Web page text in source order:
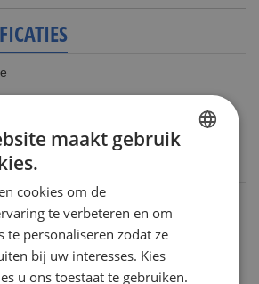
door
Patrick Andrei
voor de goede klantenservice en de
een vraag.
maakt gebruik
cookies om de
te verbeteren en om
te personaliseren zodat ze
bij uw interesses. Kies
u ons toestaat te gebruiken.